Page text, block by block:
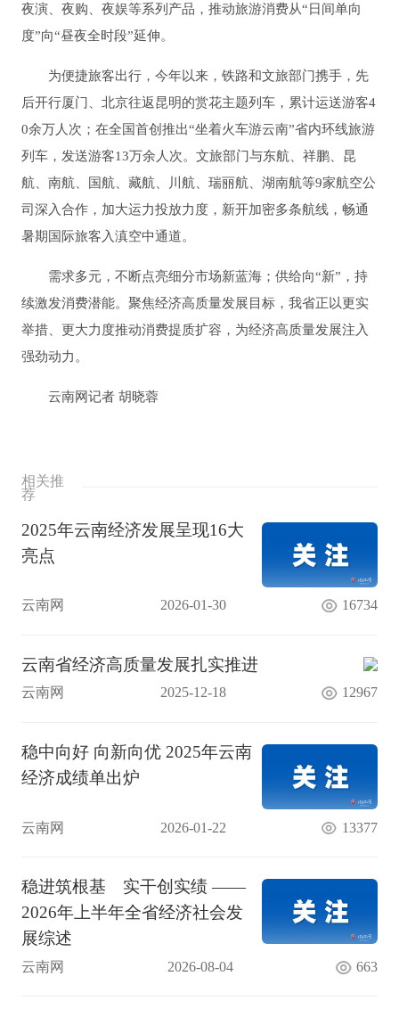
夜演、夜购、夜娱等系列产品，推动旅游消费从“日间单向
度”向“昼夜全时段”延伸。
为便捷旅客出行，今年以来，铁路和文旅部门携手，先
后开行厦门、北京往返昆明的赏花主题列车，累计运送游客4
0余万人次；在全国首创推出“坐着火车游云南”省内环线旅游
列车，发送游客13万余人次。文旅部门与东航、祥鹏、昆
航、南航、国航、藏航、川航、瑞丽航、湖南航等9家航空公
司深入合作，加大运力投放力度，新开加密多条航线，畅通
暑期国际旅客入滇空中通道。
需求多元，不断点亮细分市场新蓝海；供给向“新”，持
续激发消费潜能。聚焦经济高质量发展目标，我省正以更实
举措、更大力度推动消费提质扩容，为经济高质量发展注入
强劲动力。
云南网记者 胡晓蓉
相关推
荐
2025年云南经济发展呈现16大
亮点
云南网 2026-01-30 16734
云南省经济高质量发展扎实推进
云南网 2025-12-18 12967
稳中向好 向新向优 2025年云南
经济成绩单出炉
云南网 2026-01-22 13377
稳进筑根基 实干创实绩 ——
2026年上半年全省经济社会发
展综述
云南网 2026-08-04 663